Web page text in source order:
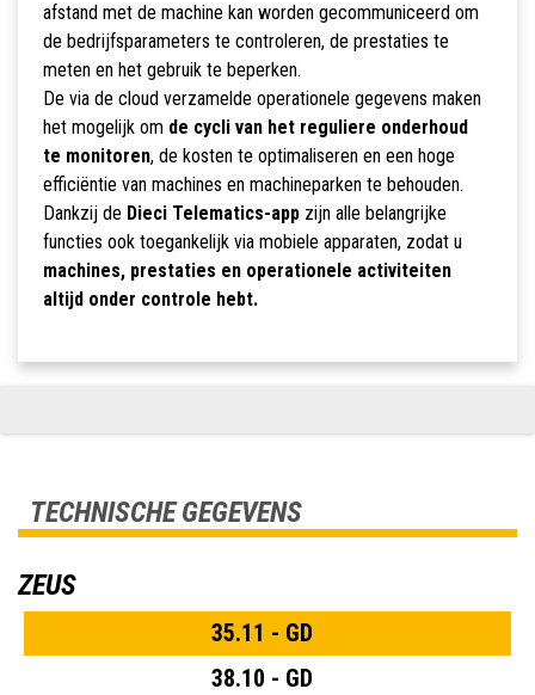
afstand met de machine kan worden gecommuniceerd om
de bedrijfsparameters te controleren, de prestaties te
meten en het gebruik te beperken.
De via de cloud verzamelde operationele gegevens maken
het mogelijk om de cycli van het reguliere onderhoud
te monitoren, de kosten te optimaliseren en een hoge
efficiëntie van machines en machineparken te behouden.
Dankzij de Dieci Telematics-appzijn alle belangrijke
functies ook toegankelijk via mobiele apparaten, zodat u
machines, prestaties en operationele activiteiten
altijd onder controle hebt.
TECHNISCHE GEGEVENS
ZEUS
35.11 - GD
38.10 - GD